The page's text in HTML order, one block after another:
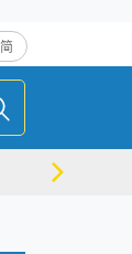
简
商場情報